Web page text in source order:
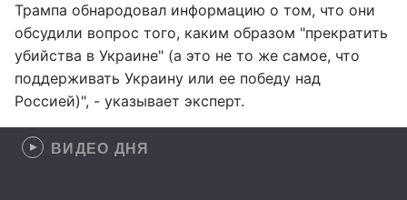
Трампа обнародовал информацию о том, что они
обсудили вопрос того, каким образом "прекратить
убийства в Украине" (а это не то же самое, что
поддерживать Украину или ее победу над
Россией)", - указывает эксперт.
ВИДЕО ДНЯ